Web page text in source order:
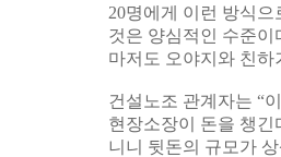
20명에게 이런 방식
것은 양심적인 수준
마저도 오야지와 친
건설노조 관계자는 “
현장소장이 돈을 챙긴
니니 뒷돈의 규모가